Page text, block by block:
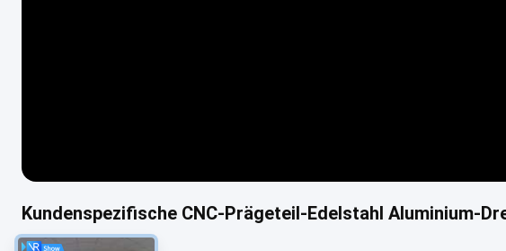
Kundenspezifische CNC-Prägeteil-Edelstahl Aluminium-